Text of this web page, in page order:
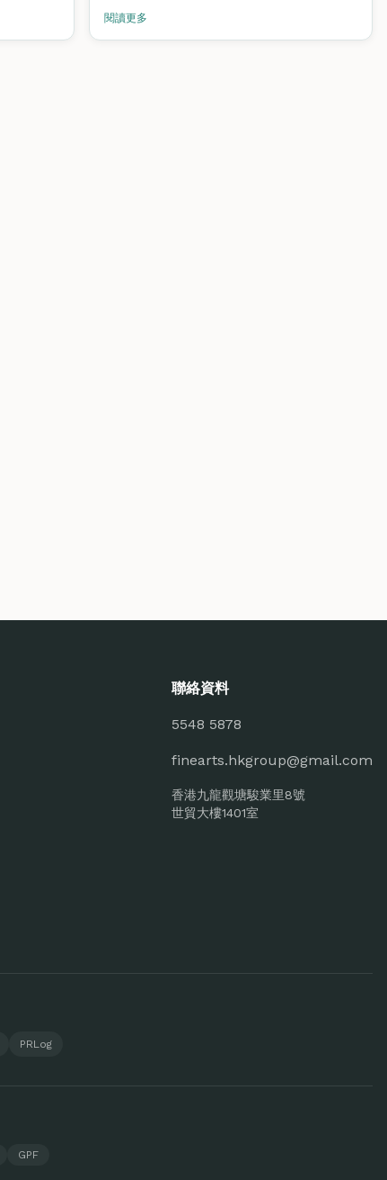
閱讀更多
聯絡資料
5548 5878
finearts.hkgroup@gmail.com
香港九龍觀塘駿業里8號
世貿大樓1401室
PRLog
GPF